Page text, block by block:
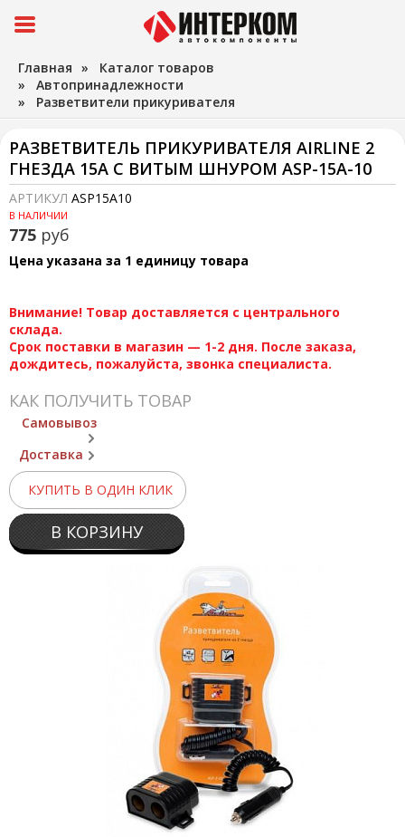
Главная » Каталог товаров
» Автопринадлежности
» Разветвители прикуривателя
РАЗВЕТВИТЕЛЬ ПРИКУРИВАТЕЛЯ AIRLINE 2
ГНЕЗДА 15А С ВИТЫМ ШНУРОМ ASP-15A-10
АРТИКУЛ ASP15A10
В НАЛИЧИИ
775 руб
Цена указана за 1 единицу товара
Внимание! Товар доставляется с центрального
склада.
Срок поставки в магазин — 1-2 дня. После заказа,
дождитесь, пожалуйста, звонка специалиста.
КАК ПОЛУЧИТЬ ТОВАР
Самовывоз
Доставка
КУПИТЬ В ОДИН КЛИК
В КОРЗИНУ